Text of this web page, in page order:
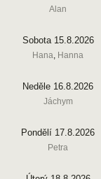
Alan
Sobota 15.8.2026
Hana, Hanna
Neděle 16.8.2026
Jáchym
Pondělí 17.8.2026
Petra